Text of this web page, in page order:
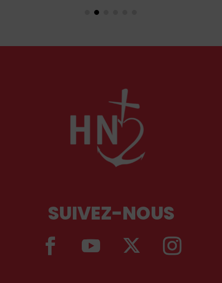
en Orient qu’en Occident, célèbre par sa piété
SUIVEZ-NOUS